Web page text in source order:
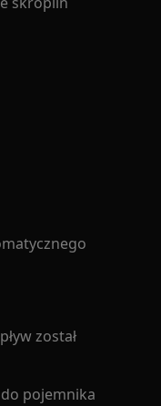
został
pojemnika